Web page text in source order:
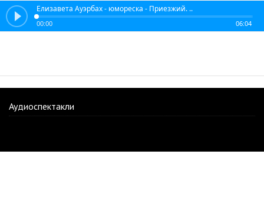
Елизавета Ауэрбах - юмореска - Приезжий. ..
00:00 06:04
Аудиоспектакли